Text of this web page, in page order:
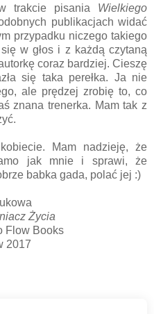
trakcie pisania Wielkiego
publikacjach widać
przypadku niczego takiego
w głos i z każdą czytaną
coraz bardziej. Cieszę
się taka perełka. Ja nie
ale prędzej zrobię to, co
znana trenerka. Mam tak z
Mam nadzieję, że
jak mnie i sprawi, że
babka gada, polać jej :)
Życia
Flow Books
2017